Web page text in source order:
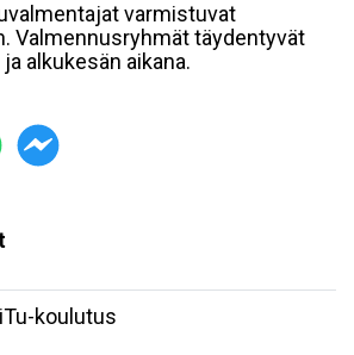
varmistuvat
Valmennusryhmät täydentyvät
alkukesän aikana.
koulutus